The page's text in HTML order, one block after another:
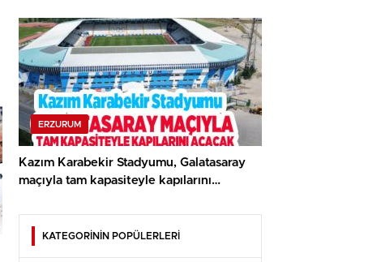
ERZURUM
Kazım Karabekir Stadyumu, Galatasaray
maçıyla tam kapasiteyle kapılarını
KATEGORİNİN POPÜLERLERİ